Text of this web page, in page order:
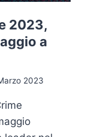
2023,
a
2023